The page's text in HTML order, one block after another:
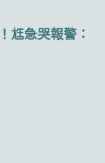
尪急哭報警：